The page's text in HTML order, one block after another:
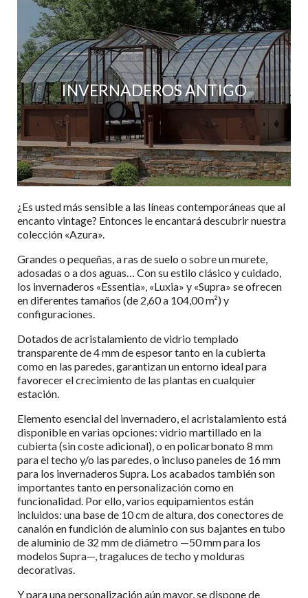
INVERNADEROS ANTIGO
¿Es usted más sensible a las líneas contemporáneas que al
encanto vintage? Entonces le encantará descubrir nuestra
colección «Azura».
Grandes o pequeñas, a ras de suelo o sobre un murete,
adosadas o a dos aguas… Con su estilo clásico y cuidado,
los invernaderos «Essentia», «Luxia» y «Supra» se ofrecen
en diferentes tamaños (de 2,60 a 104,00 m²) y
configuraciones.
Dotados de acristalamiento de vidrio templado
transparente de 4 mm de espesor tanto en la cubierta
como en las paredes, garantizan un entorno ideal para
favorecer el crecimiento de las plantas en cualquier
estación.
Elemento esencial del invernadero, el acristalamiento está
disponible en varias opciones: vidrio martillado en la
cubierta (sin coste adicional), o en policarbonato 8 mm
para el techo y/o las paredes, o incluso paneles de 16 mm
para los invernaderos Supra. Los acabados también son
importantes tanto en personalización como en
funcionalidad. Por ello, varios equipamientos están
incluidos: una base de 10 cm de altura, dos conectores de
canalón en fundición de aluminio con sus bajantes en tubo
de aluminio de 32 mm de diámetro —50 mm para los
modelos Supra—, tragaluces de techo y molduras
decorativas.
Y para una personalización aún mayor, se dispone de